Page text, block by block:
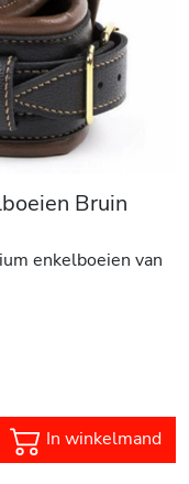
Bruin
enkelboeien van
In winkelmand